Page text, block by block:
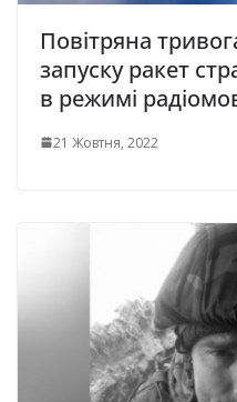
Повітряна
запуску ракет
в режимі
21 Жовтня, 2022